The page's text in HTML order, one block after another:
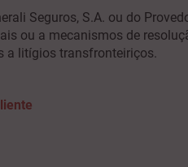
Seguros, S.A. ou do
ou a mecanismos de
a litígios transfronteiriços.